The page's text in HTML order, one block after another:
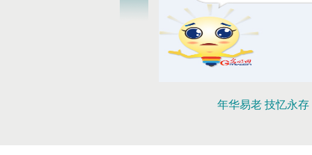
年华易老 技忆永存